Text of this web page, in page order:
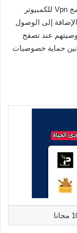
يبحث الكثير في الوطن العربي عن أفضل برنامج Vpn للكمبيوتر
إلى الوصول
عند تصفح
حماية خصوصيات